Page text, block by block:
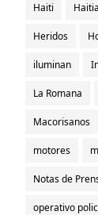
Haiti
Heridos
iluminan
La Romana
Macorisanos
motores
Notas de
operativo